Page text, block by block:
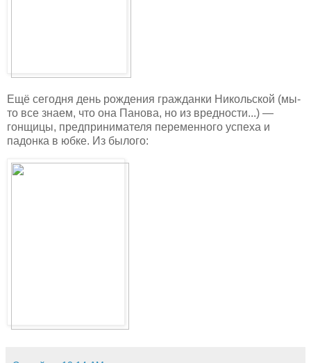
Ещё сегодня день рождения гражданки Никольской (мы-
то все знаем, что она Панова, но из вредности...) —
гонщицы, предпринимателя переменного успеха и
падонка в юбке. Из былого: